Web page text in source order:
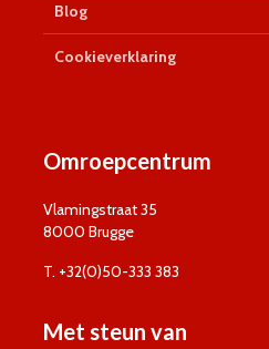
Blog
Cookieverklaring
Omroepcentrum
Vlamingstraat 35
8000 Brugge
T. +32(0)50-333 383
Met steun van